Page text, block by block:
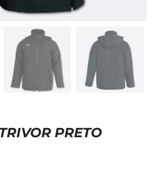
PRETO